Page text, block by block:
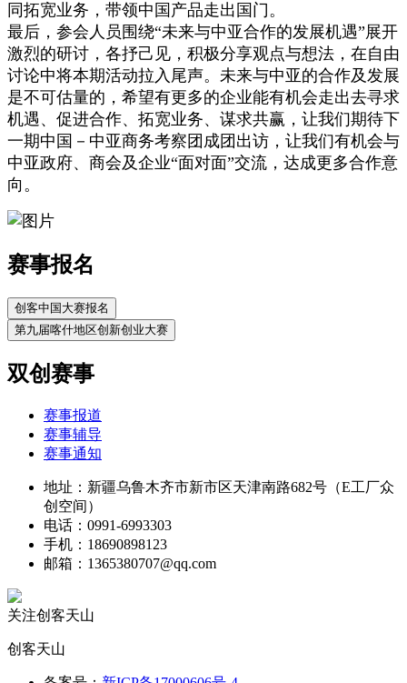
同拓宽业务，带领中国产品走出国门。
最后，参会人员围绕“未来与中亚合作的发展机遇”展开
激烈的研讨，各抒己见，积极分享观点与想法，在自由
讨论中将本期活动拉入尾声。未来与中亚的合作及发展
是不可估量的，希望有更多的企业能有机会走出去寻求
机遇、促进合作、拓宽业务、谋求共赢，让我们期待下
一期中国－中亚商务考察团成团出访，让我们有机会与
中亚政府、商会及企业“面对面”交流，达成更多合作意
向。
赛事报名
创客中国大赛报名
第九届喀什地区创新创业大赛
双创赛事
赛事报道
赛事辅导
赛事通知
地址：新疆乌鲁木齐市新市区天津南路682号（E工厂众
创空间）
电话：0991-6993303
手机：18690898123
邮箱：1365380707@qq.com
关注创客天山
创客天山